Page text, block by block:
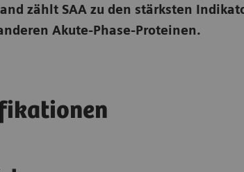
zählt SAA zu den stärksten
Akute-Phase-Proteinen.